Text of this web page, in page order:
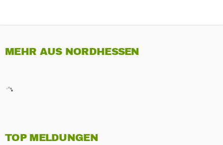
MEHR AUS NORDHESSEN
TOP MELDUNGEN